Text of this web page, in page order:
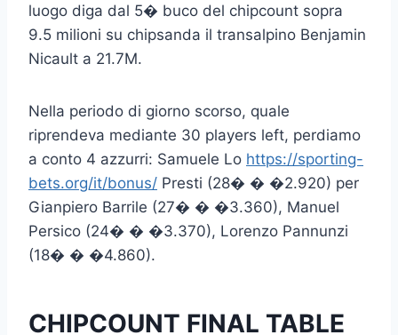
luogo diga dal 5� buco del chipcount sopra
9.5 milioni su chipsanda il transalpino Benjamin
Nicault a 21.7M.
Nella periodo di giorno scorso, quale
riprendeva mediante 30 players left, perdiamo
a conto 4 azzurri: Samuele Lo https://sporting-
bets.org/it/bonus/ Presti (28� � �2.920) per
Gianpiero Barrile (27� � �3.360), Manuel
Persico (24� � �3.370), Lorenzo Pannunzi
(18� � �4.860).
CHIPCOUNT FINAL TABLE